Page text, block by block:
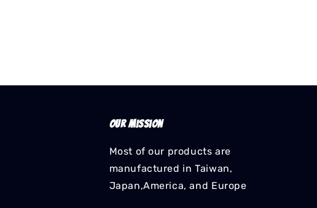
Our mission
Most of our products are
manufactured in Taiwan,
Japan,America, and Europe